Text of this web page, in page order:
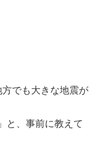
でも大きな地震が
と、事前に教えて